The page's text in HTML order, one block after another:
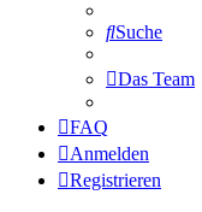
Suche
Das Team
FAQ
Anmelden
Registrieren